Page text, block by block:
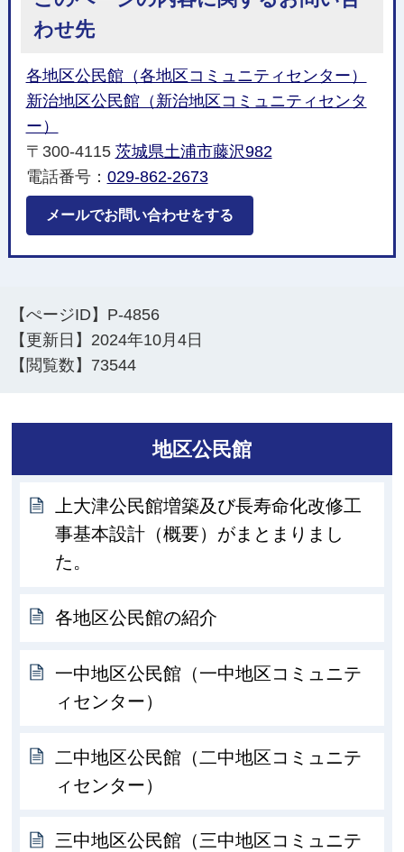
わせ先
各地区公民館（各地区コミュニティセンター）
新治地区公民館（新治地区コミュニティセンタ
ー）
〒300-4115 茨城県土浦市藤沢982
電話番号： 029-862-2673
メールでお問い合わせをする
【ぺージID】 P-4856
【更新日】 2024年10月4日
【閲覧数】 73544
地区公民館
上大津公民館増築及び長寿命化改修工
事基本設計（概要）がまとまりまし
た。
各地区公民館の紹介
一中地区公民館（一中地区コミュニテ
ィセンター）
二中地区公民館（二中地区コミュニテ
ィセンター）
三中地区公民館（三中地区コミュニテ